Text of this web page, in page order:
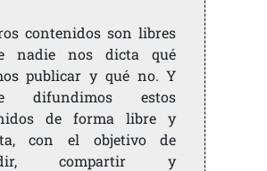
contenidos son libres
nadie nos dicta qué
publicar y qué no. Y
difundimos estos
de forma libre y
con el objetivo de
compartir y